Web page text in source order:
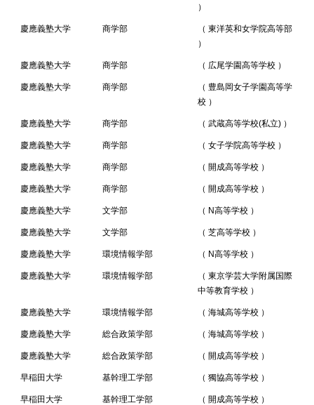
）
慶應義塾大学 商学部
（ 東洋英和女学院高等部
）
慶應義塾大学 商学部 （ 広尾学園高等学校 ）
慶應義塾大学 商学部
（ 豊島岡女子学園高等学
校 ）
慶應義塾大学 商学部 （ 武蔵高等学校(私立) ）
慶應義塾大学 商学部 （ 女子学院高等学校 ）
慶應義塾大学 商学部 （ 開成高等学校 ）
慶應義塾大学 商学部 （ 開成高等学校 ）
慶應義塾大学 文学部 （ N高等学校 ）
慶應義塾大学 文学部 （ 芝高等学校 ）
慶應義塾大学 環境情報学部 （ N高等学校 ）
慶應義塾大学 環境情報学部
（ 東京学芸大学附属国際
中等教育学校 ）
慶應義塾大学 環境情報学部 （ 海城高等学校 ）
慶應義塾大学 総合政策学部 （ 海城高等学校 ）
慶應義塾大学 総合政策学部 （ 開成高等学校 ）
早稲田大学 基幹理工学部 （ 獨協高等学校 ）
早稲田大学 基幹理工学部 （ 開成高等学校 ）